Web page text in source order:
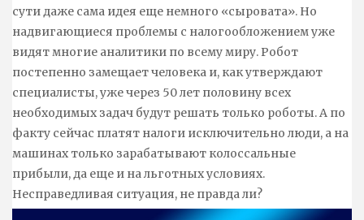
сути даже сама идея еще немного «сыровата». Но
надвигающиеся проблемы с налогообложением уже
видят многие аналитики по всему миру. Робот
постепенно замещает человека и, как утверждают
специалисты, уже через 50 лет половину всех
необходимых задач будут решать только роботы. А по
факту сейчас платят налоги исключительно люди, а на
машинах только зарабатывают колоссальные
прибыли, да еще и на льготных условиях.
Несправедливая ситуация, не правда ли?